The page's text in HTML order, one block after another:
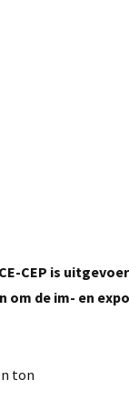
CEP is
de im- en
ton